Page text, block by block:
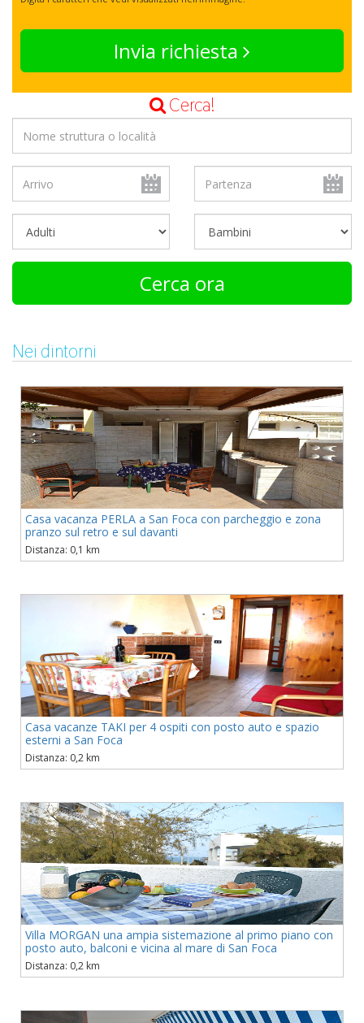
Invia richiesta
Cerca!
Cerca ora
Nei dintorni
Casa vacanza PERLA a San Foca con parcheggio e zona
pranzo sul retro e sul davanti
Distanza: 0,1 km
Casa vacanze TAKI per 4 ospiti con posto auto e spazio
esterni a San Foca
Distanza: 0,2 km
Villa MORGAN una ampia sistemazione al primo piano con
posto auto, balconi e vicina al mare di San Foca
Distanza: 0,2 km